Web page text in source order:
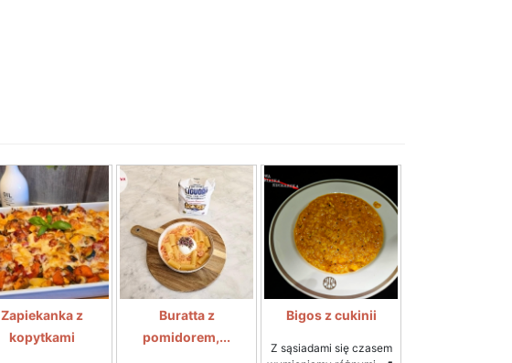
Zapiekanka z
kopytkami
Buratta z
pomidorem,...
Bigos z cukinii
Z sąsiadami się czasem